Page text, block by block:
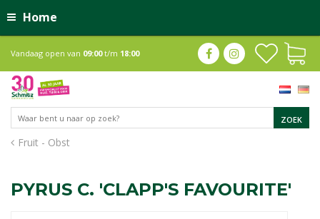
Home
Fruit - Obst
Vandaag open van 09:00t/m 18:00
PYRUS C. 'CLAPP'S FAVOURITE'